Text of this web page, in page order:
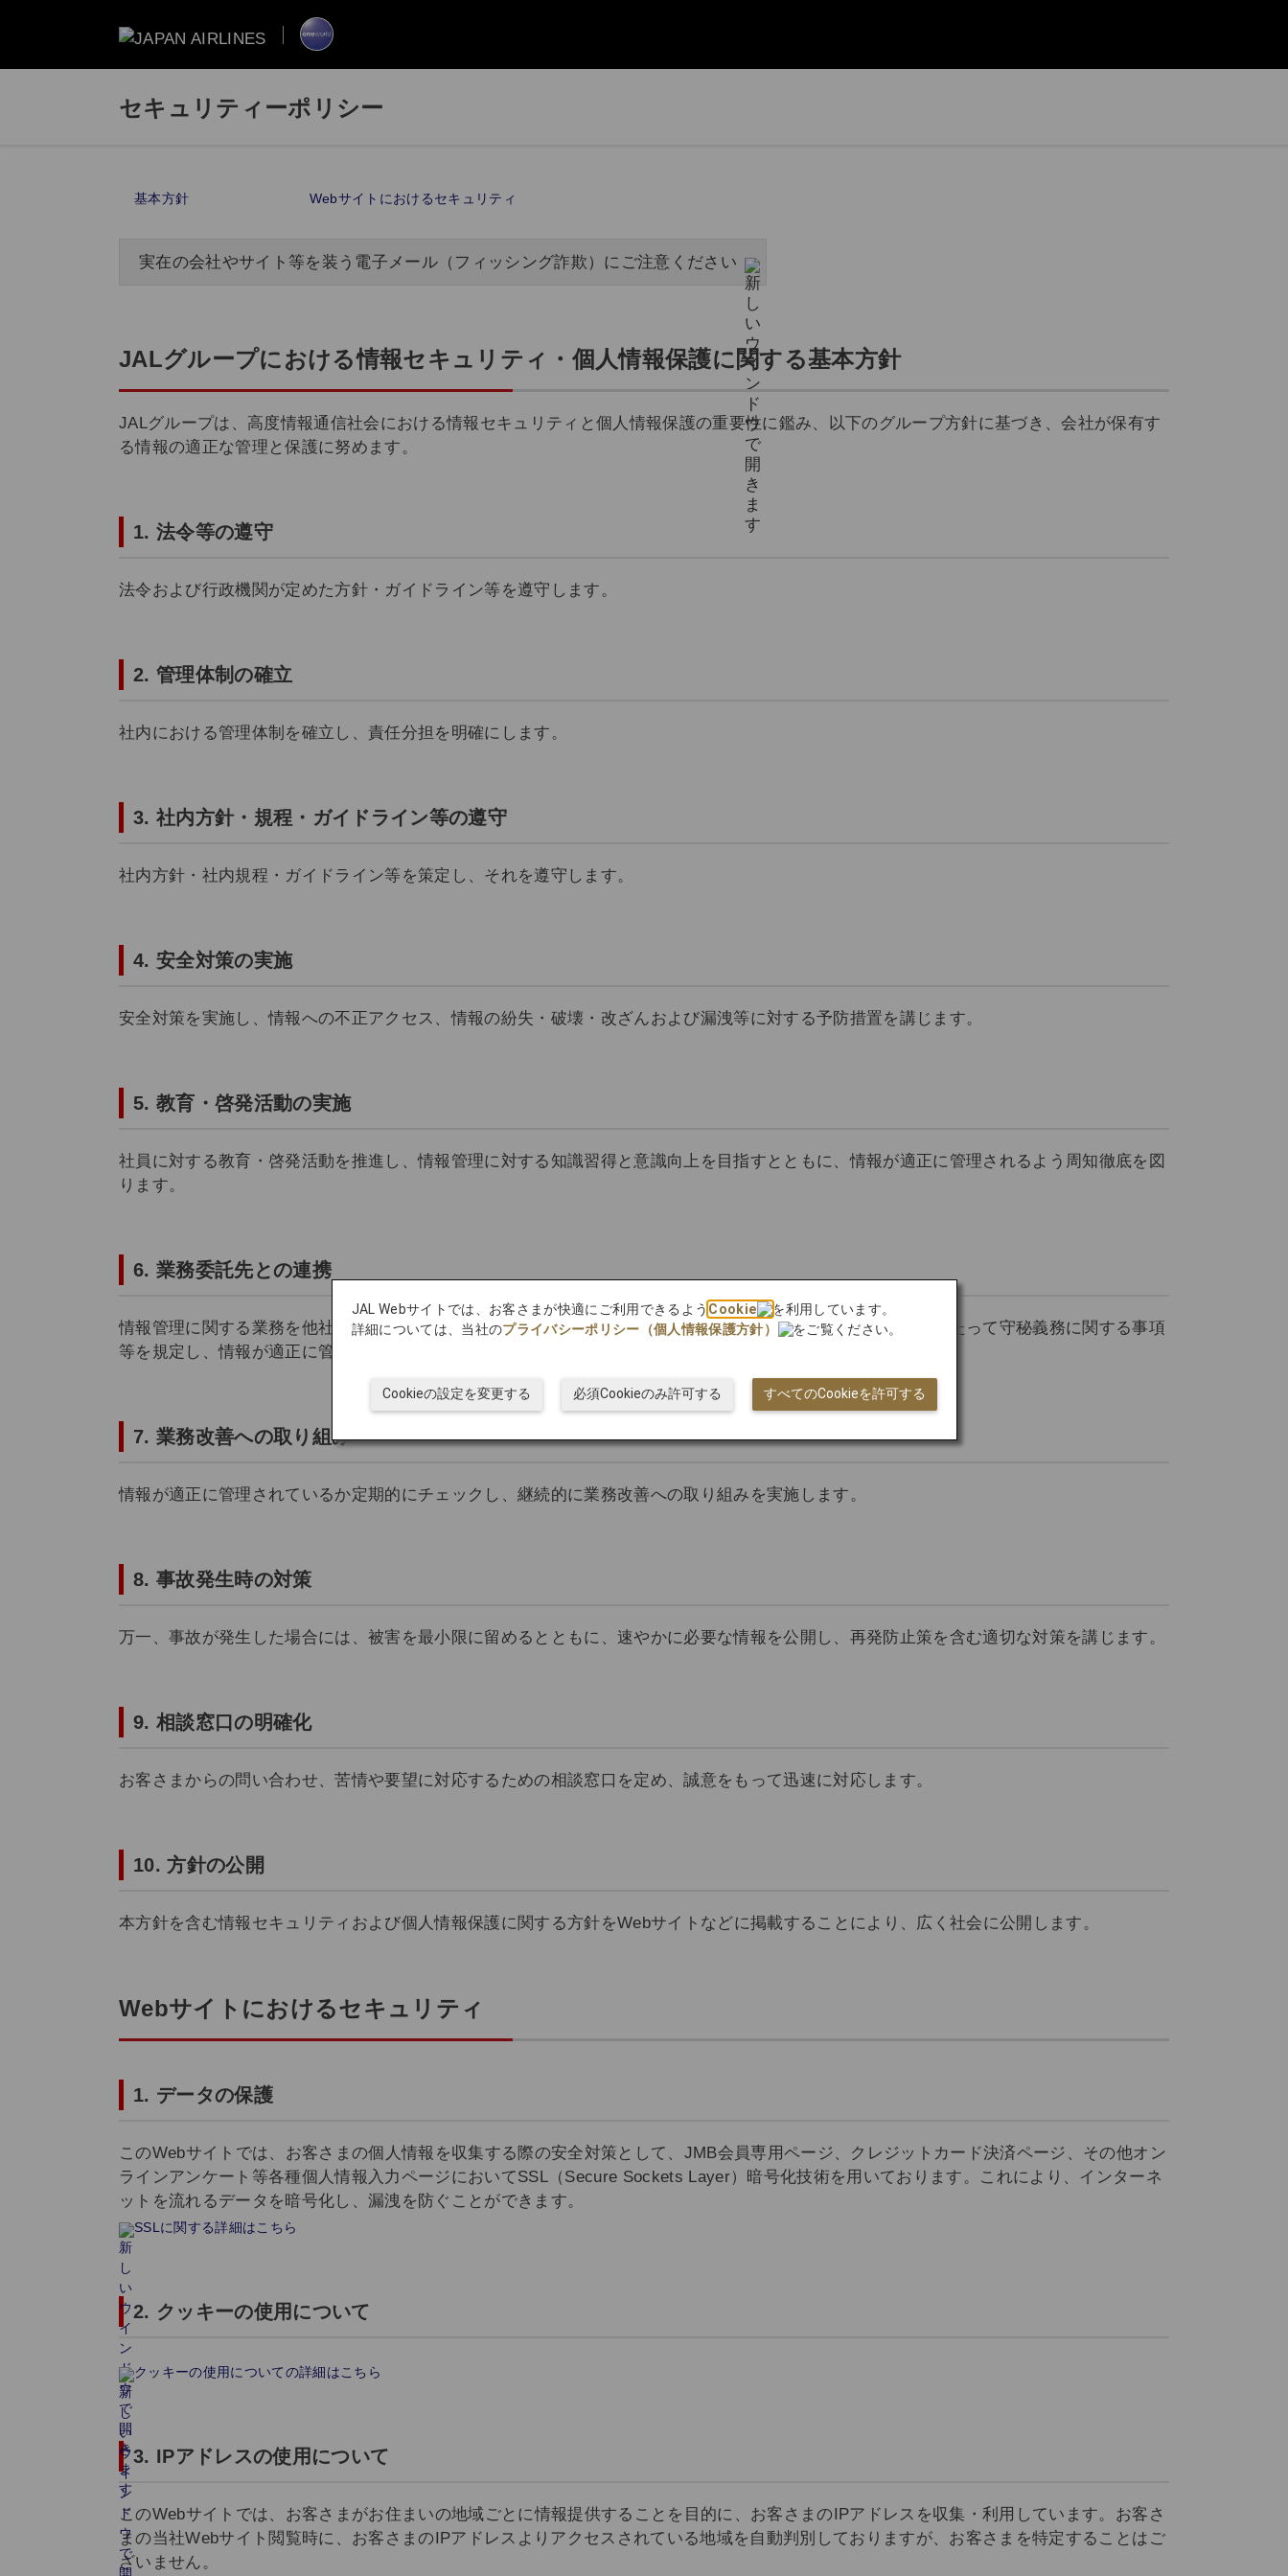
セキュリティーポリシー
基本方針 Webサイトにおけるセキュリティ
実在の会社やサイト等を装う電子メール（フィッシング詐欺）にご注意ください
JALグループにおける情報セキュリティ・個人情報保護に関する基本方針
JALグループは、高度情報通信社会における情報セキュリティと個人情報保護の重要性に鑑み、以下のグループ方針に基づき、会社が保有す
る情報の適正な管理と保護に努めます。
1. 法令等の遵守
法令および行政機関が定めた方針・ガイドライン等を遵守します。
2. 管理体制の確立
社内における管理体制を確立し、責任分担を明確にします。
3. 社内方針・規程・ガイドライン等の遵守
社内方針・社内規程・ガイドライン等を策定し、それを遵守します。
4. 安全対策の実施
安全対策を実施し、情報への不正アクセス、情報の紛失・破壊・改ざんおよび漏洩等に対する予防措置を講じます。
5. 教育・啓発活動の実施
社員に対する教育・啓発活動を推進し、情報管理に対する知識習得と意識向上を目指すとともに、情報が適正に管理されるよう周知徹底を図
ります。
6. 業務委託先との連携
情報管理に関する業務を他社に委託する場合には、十分な経験・能力を有する者を選定するとともに、契約にあたって守秘義務に関する事項
等を規定し、情報が適正に管理されることを担保します。
7. 業務改善への取り組み
情報が適正に管理されているか定期的にチェックし、継続的に業務改善への取り組みを実施します。
8. 事故発生時の対策
万一、事故が発生した場合には、被害を最小限に留めるとともに、速やかに必要な情報を公開し、再発防止策を含む適切な対策を講じます。
9. 相談窓口の明確化
お客さまからの問い合わせ、苦情や要望に対応するための相談窓口を定め、誠意をもって迅速に対応します。
10. 方針の公開
本方針を含む情報セキュリティおよび個人情報保護に関する方針をWebサイトなどに掲載することにより、広く社会に公開します。
Webサイトにおけるセキュリティ
1. データの保護
このWebサイトでは、お客さまの個人情報を収集する際の安全対策として、JMB会員専用ページ、クレジットカード決済ページ、その他オン
ラインアンケート等各種個人情報入力ページにおいてSSL（Secure Sockets Layer）暗号化技術を用いております。これにより、インターネ
ットを流れるデータを暗号化し、漏洩を防ぐことができます。
SSLに関する詳細はこちら
2. クッキーの使用について
クッキーの使用についての詳細はこちら
3. IPアドレスの使用について
このWebサイトでは、お客さまがお住まいの地域ごとに情報提供することを目的に、お客さまのIPアドレスを収集・利用しています。お客さ
まの当社Webサイト閲覧時に、お客さまのIPアドレスよりアクセスされている地域を自動判別しておりますが、お客さまを特定することはご
ざいません。
JAL Webサイトでは、お客さまが快適にご利用できるよう Cookie
を利用しています。
詳細については、当社のプライバシーポリシー（個人情報保護方針） をご覧ください。
すべてのCookieを許可する
必須Cookieのみ許可する
Cookieの設定を変更する